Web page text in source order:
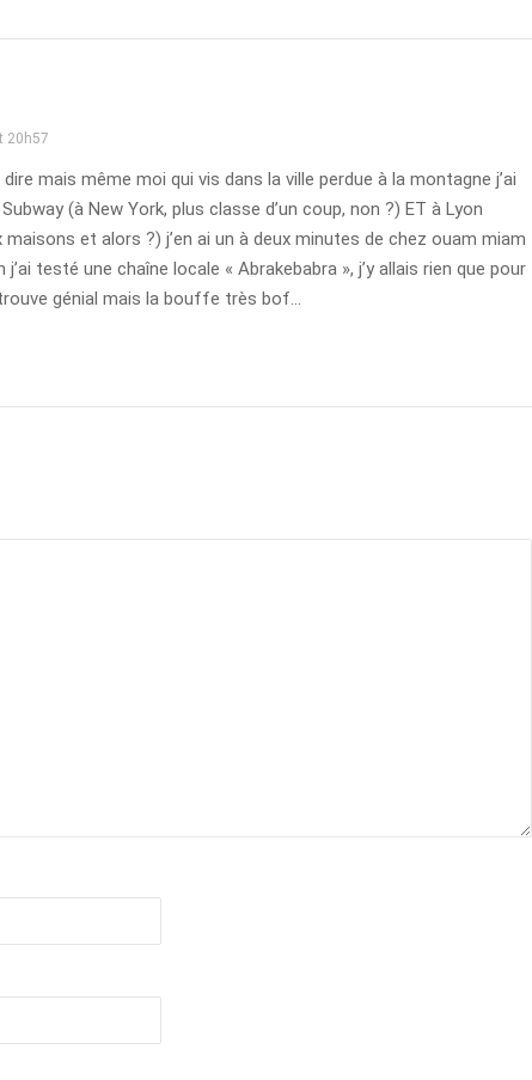
20h57
dire mais même moi qui vis dans la ville perdue à la montagne j’ai
(à New York, plus classe d’un coup, non ?) ET à Lyon
maisons et alors ?) j’en ai un à deux minutes de chez ouam miam
j’ai testé une chaîne locale « Abrakebabra », j’y allais rien que pour
génial mais la bouffe très bof…